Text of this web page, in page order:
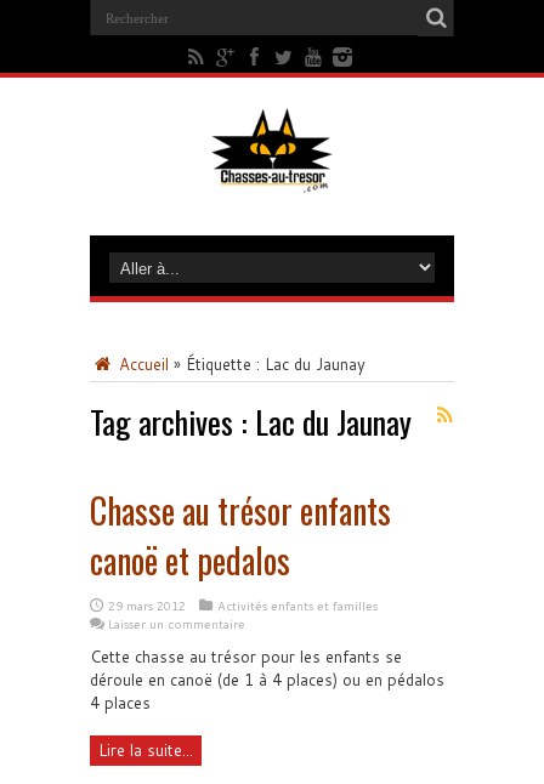
Accueil » Étiquette : Lac du Jaunay
Tag archives : Lac du Jaunay
Chasse au trésor enfants
canoë et pedalos
29 mars 2012
Activités enfants et familles
Laisser un commentaire
Cette chasse au trésor pour les enfants se
déroule en canoë (de 1 à 4 places) ou en pédalos
4 places
Lire la suite...